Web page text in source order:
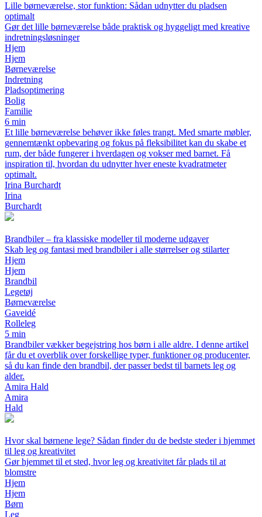
Lille børneværelse, stor funktion: Sådan udnytter du pladsen
optimalt
Gør det lille børneværelse både praktisk og hyggeligt med kreative
indretningsløsninger
Hjem
Hjem
Børneværelse
Indretning
Pladsoptimering
Bolig
Familie
6 min
Et lille børneværelse behøver ikke føles trangt. Med smarte møbler,
gennemtænkt opbevaring og fokus på fleksibilitet kan du skabe et
rum, der både fungerer i hverdagen og vokser med barnet. Få
inspiration til, hvordan du udnytter hver eneste kvadratmeter
optimalt.
Irina Burchardt
Irina
Burchardt
Brandbiler – fra klassiske modeller til moderne udgaver
Skab leg og fantasi med brandbiler i alle størrelser og stilarter
Hjem
Hjem
Brandbil
Legetøj
Børneværelse
Gaveidé
Rolleleg
5 min
Brandbiler vækker begejstring hos børn i alle aldre. I denne artikel
får du et overblik over forskellige typer, funktioner og producenter,
så du kan finde den brandbil, der passer bedst til barnets leg og
alder.
Amira Hald
Amira
Hald
Hvor skal børnene lege? Sådan finder du de bedste steder i hjemmet
til leg og kreativitet
Gør hjemmet til et sted, hvor leg og kreativitet får plads til at
blomstre
Hjem
Hjem
Børn
Leg